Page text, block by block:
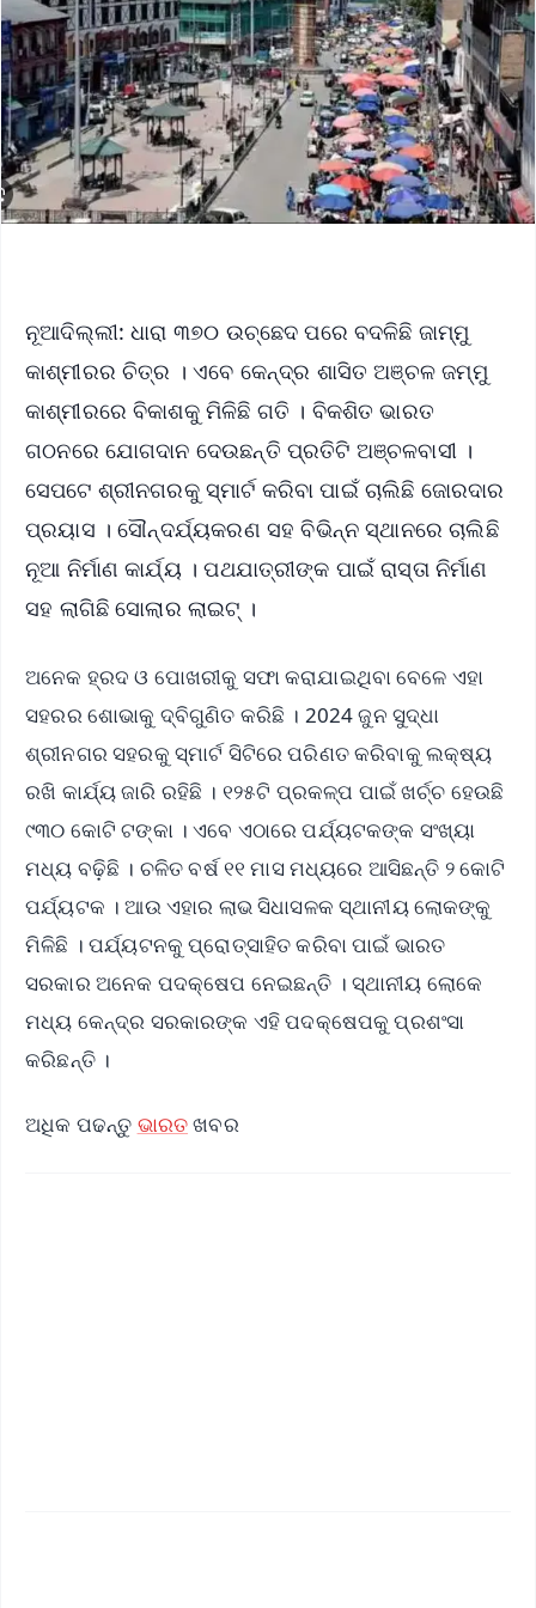
ନୂଆଦିଲ୍ଲୀ: ଧାରା ୩୭୦ ଉଚ୍ଛେଦ ପରେ ବଦଳିଛି ଜାମ୍ମୁ
କାଶ୍ମୀରର ଚିତ୍ର । ଏବେ କେନ୍ଦ୍ର ଶାସିତ ଅଞ୍ଚଳ ଜମ୍ମୁ
କାଶ୍ମୀରରେ ବିକାଶକୁ ମିଳିଛି ଗତି । ବିକଶିତ ଭାରତ
ଗଠନରେ ଯୋଗଦାନ ଦେଉଛନ୍ତି ପ୍ରତିଟି ଅଞ୍ଚଳବାସୀ ।
ସେପଟେ ଶ୍ରୀନଗରକୁ ସ୍ମାର୍ଟ କରିବା ପାଇଁ ଚାଲିଛି ଜୋରଦାର
ପ୍ରୟାସ । ସୌନ୍ଦର୍ଯ୍ୟକରଣ ସହ ବିଭିନ୍ନ ସ୍ଥାନରେ ଚାଲିଛି
ନୂଆ ନିର୍ମାଣ କାର୍ଯ୍ୟ । ପଥଯାତ୍ରୀଙ୍କ ପାଇଁ ରାସ୍ତା ନିର୍ମାଣ
ସହ ଲାଗିଛି ସୋଲାର ଲାଇଟ୍‌ ।
ଅନେକ ହ୍ରଦ ଓ ପୋଖରୀକୁ ସଫା କରାଯାଇଥିବା ବେଳେ ଏହା
ସହରର ଶୋଭାକୁ ଦ୍ବିଗୁଣିତ କରିଛି । 2024 ଜୁନ ସୁଦ୍ଧା
ଶ୍ରୀନଗର ସହରକୁ ସ୍ମାର୍ଟ ସିଟିରେ ପରିଣତ କରିବାକୁ ଲକ୍ଷ୍ୟ
ରଖି କାର୍ଯ୍ୟ ଜାରି ରହିଛି । ୧୨୫ଟି ପ୍ରକଳ୍ପ ପାଇଁ ଖର୍ଚ୍ଚ ହେଉଛି
୯୩୦ କୋଟି ଟଙ୍କା । ଏବେ ଏଠାରେ ପର୍ଯ୍ୟଟକଙ୍କ ସଂଖ୍ୟା
ମଧ୍ୟ ବଢ଼ିଛି । ଚଳିତ ବର୍ଷ ୧୧ ମାସ ମଧ୍ୟରେ ଆସିଛନ୍ତି ୨ କୋଟି
ପର୍ଯ୍ୟଟକ । ଆଉ ଏହାର ଲାଭ ସିଧାସଳକ ସ୍ଥାନୀୟ ଲୋକଙ୍କୁ
ମିଳିଛି । ପର୍ଯ୍ୟଟନକୁ ପ୍ରୋତ୍ସାହିତ କରିବା ପାଇଁ ଭାରତ
ସରକାର ଅନେକ ପଦକ୍ଷେପ ନେଇଛନ୍ତି । ସ୍ଥାନୀୟ ଲୋକେ
ମଧ୍ୟ କେନ୍ଦ୍ର ସରକାରଙ୍କ ଏହି ପଦକ୍ଷେପକୁ ପ୍ରଶଂସା
କରିଛନ୍ତି ।
ଅଧିକ ପଢନ୍ତୁ ଭାରତଖବର